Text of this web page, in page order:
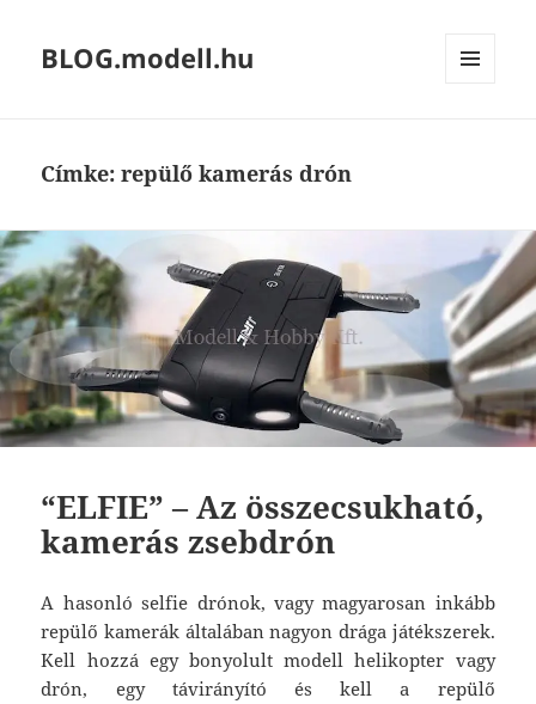
BLOG.modell.hu
Címke:repülő kamerás drón
“ELFIE” – Az összecsukható,
kamerás zsebdrón
A hasonló selfie drónok, vagy magyarosan inkább
repülő kamerák általában nagyon drága játékszerek.
Kell hozzá egy bonyolult modell helikopter vagy
drón, egy távirányító és kell a repülő